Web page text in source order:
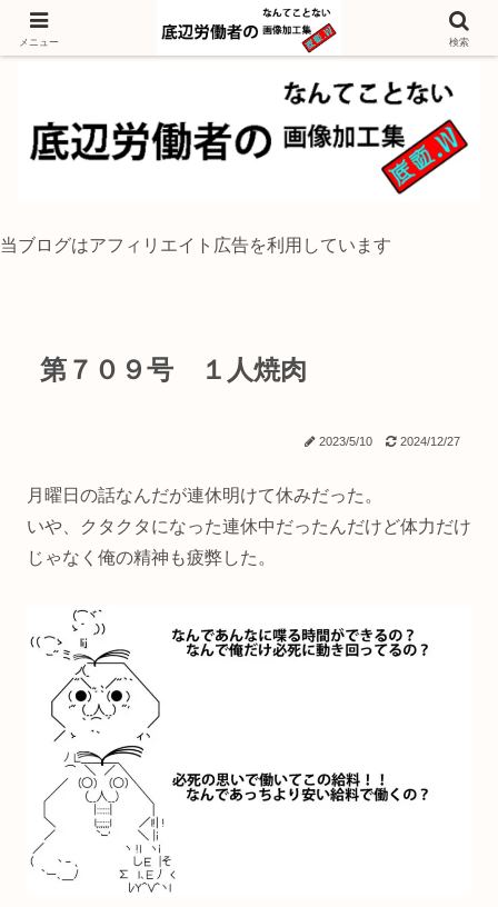
独身底辺おじさんが風景写真をイラスト風に加工するブログ
当ブログはアフィリエイト広告を利用しています
第７０９号 １人焼肉
2023/5/10 2024/12/27
月曜日の話なんだが連休明けて休みだった。
いや、クタクタになった連休中だったんだけど体力だけ
じゃなく俺の精神も疲弊した。
メニュー 検索